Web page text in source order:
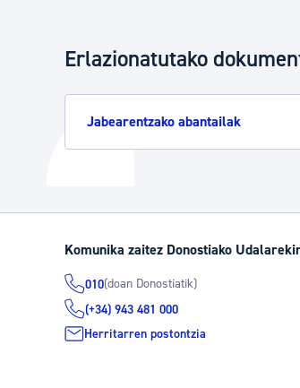
Erlazionatutako
Jabearentzako abantailak
Komunika zaitez Donostiako
010(doan Donostiatik)
(+34) 943 481 000
Herritarren postontzia